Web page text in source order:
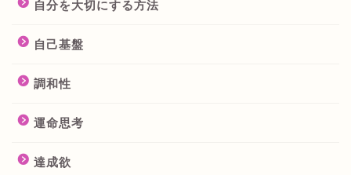
自分を大切にする方法
自己基盤
調和性
運命思考
達成欲